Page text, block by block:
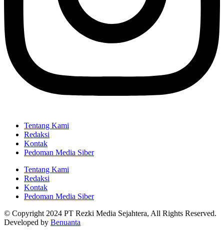
Tentang Kami
Redaksi
Kontak
Pedoman Media Siber
Tentang Kami
Redaksi
Kontak
Pedoman Media Siber
© Copyright 2024 PT Rezki Media Sejahtera, All Rights Reserved.
Developed by Benuanta